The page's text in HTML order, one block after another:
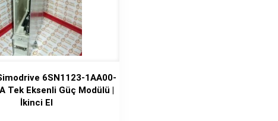
6SN1123-1AA00-
Tek Eksenli Güç Modülü |
İkinci El